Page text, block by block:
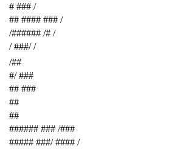
# ### /
## #### ### /
/###### /# /
/ ###/ /
/##
#/ ###
## ###
##
##
###### ### /###
##### ###/ #### /